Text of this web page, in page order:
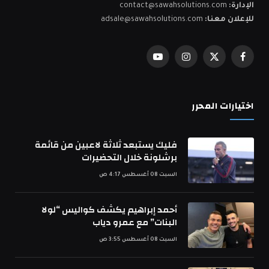
الإدارة: contact@sawahsolutions.com
للإعلان معنا: adsale@sawahsolutions.com
فيسبوكX
الانستغراميوتيوب
اختيارات المحرر
فليك يستبعد ثلاثة لاعبين من قائمة
برشلونة خلال التحضيرات
السبت 08 أغسطس 4:17 ص
أحمد إبراهيم يكشف كواليس “لولا
البنات” مع عمرو دياب
السبت 08 أغسطس 3:55 ص